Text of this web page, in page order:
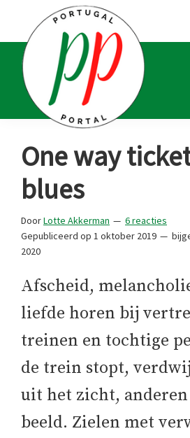
hoofd
inhoud
eerste
sidebar
voettekst
Portal
Portugalliefhebbers
en
fanaten
One way
blues
DoorLotte Akkerman
6 reacties
Gepubliceerd op 1 oktober 2019
2020
Afscheid,
liefde horen bij
treinen en tochtige
de trein stopt,
uit het zicht,
beeld. Zielen met